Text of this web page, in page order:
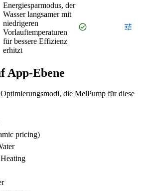
Energiesparmodus, der
Wasser langsamer mit
niedrigeren
Vorlauftemperaturen
für bessere Effizienz
erhitzt
check_circle tune
App‑Ebene
die MelPump für diese
pricing)